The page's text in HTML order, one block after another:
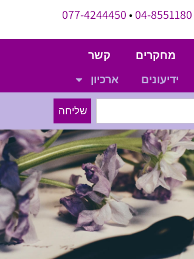
04-8551180
•
077-4244450
מחקרים
קשר
ידיעונים ארכיון
שליחה